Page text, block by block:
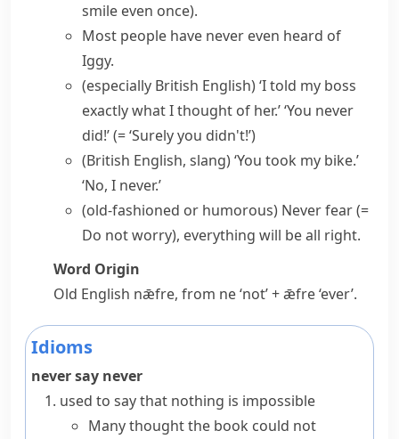
smile even once).
Most people have never even heard of
Iggy.
(especially British English)‘I told my boss
exactly what I thought of her.’ ‘You never
did!’(= ‘Surely you didn't!’)
(British English, slang)‘You took my bike.’
‘No, I never.’
(old-fashioned or humorous) Never fear(=
Do not worry), everything will be all right.
Word Origin
Old English nǣfre, from ne‘not’ +ǣfre‘ever’.
Idioms
never say never
used to say that nothing is impossible
Many thought the book could not